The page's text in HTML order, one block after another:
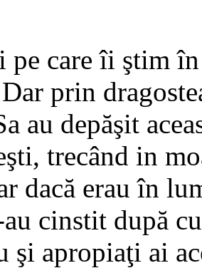
care îi ştim
prin
au depăşit
trecând in
dacă erau în
cinstit după
şi apropiaţi ai